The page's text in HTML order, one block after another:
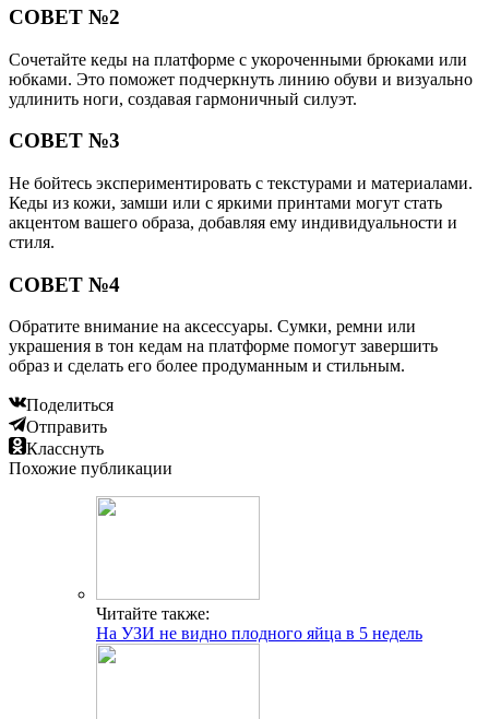
СОВЕТ №2
Сочетайте кеды на платформе с укороченными брюками или
юбками. Это поможет подчеркнуть линию обуви и визуально
удлинить ноги, создавая гармоничный силуэт.
СОВЕТ №3
Не бойтесь экспериментировать с текстурами и материалами.
Кеды из кожи, замши или с яркими принтами могут стать
акцентом вашего образа, добавляя ему индивидуальности и
стиля.
СОВЕТ №4
Обратите внимание на аксессуары. Сумки, ремни или
украшения в тон кедам на платформе помогут завершить
образ и сделать его более продуманным и стильным.
Поделиться
Отправить
Класснуть
Похожие публикации
Читайте также:
На УЗИ не видно плодного яйца в 5 недель